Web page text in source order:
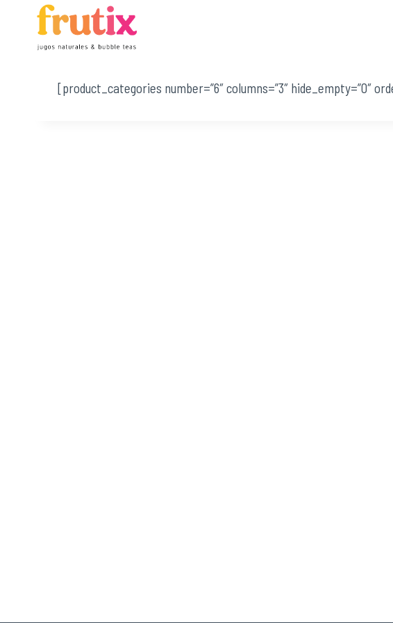
content
[product_categories number=”6″ columns=”3″ hide_empty=”0″